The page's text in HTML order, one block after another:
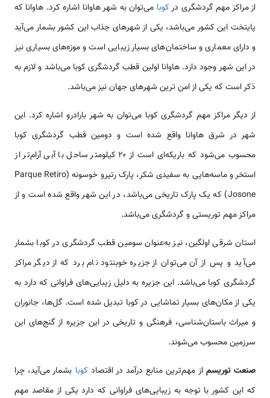
از مراکز مهم گردشگری درکوبا می‌توان به شهر هاوانا اشاره کرد. هاوانا که
پایتخت این کشور می‌باشد، یکی از شهرهای جذاب این کشور بشمار می‌آید
و دارای معماری و ساختمان‌های بسیار زیبایی است و موزه‌های بسیاری نیز
در این شهر وجود دارد. هاوانا اولین قطب گردشگری کوبا می‌باشد و لازم به
ذکر است که یکی از امن ترین شهرهای جهان نیز می‌باشد.
از دیگر مراکز مهم گردشگری کوبا می‌توان به شهر بارادرو اشاره کرد. این
شهر در شرق هاوانا واقع شده است و دومین قطب گردشگری کوبا
محسوب می‌شود که باریکه‌ای است از ۲۰ کیلومتر ساحل با آبی آرام‌تر از
استخر و ماسه‌هایی به سفیدی شکر، پارک رتیرو خوسونه (Parque Retiro
Josone) که یک پارک تاریخی می‌باشد، در این شهر واقع شده است و از
مراکز مهم توریستی و گردشگری می‌باشد.
استان شرقی اولگین، نیز به‌عنوان سومین قطب گردشگری در کوبا بشمار
می‌آید و پس از آن می‌توان از جزیره خوبنتود نام برد که از دیگر مراکز
گردشگری کوبا می‌باشد. این جزیره به دلیل زیبایی‌های فراوانی که دارد به
یکی از مکان‌های بسیار تماشایی در کوبا تبدیل شده است. گل‌ها، جانوران
و میراث باستان‌شناسی، فرهنگی و تاریخی در این جزیره از گنج‌های این
سرزمین محسوب می‌شوند.
صنعت توریسم از مهم‌ترین منابع درآمد در اقتصاد کوبا بشمار می‌آید، چرا
که این کشور با توجه به زیبایی‌های فراوانی که دارد یکی از مقاصد مهم